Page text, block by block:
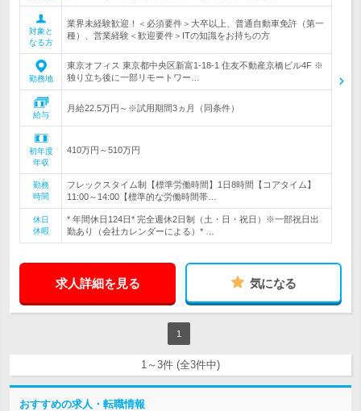
対象と
なる方
業界未経験歓迎！＜必須要件＞大卒以上、普通自動車免許（第一
種）、営業経験＜歓迎要件＞ITの知識をお持ちの方
勤務地
東京オフィス 東京都中央区新富1-18-1 住友不動産京橋ビル4F ※
独り立ち後に一部リモートワー…
給与
月給22.5万円～※試用期間3ヵ月（同条件）
初年度
年収
410万円～510万円
勤務
時間
フレックスタイム制【標準労働時間】1日8時間【コアタイム】
11:00～14:00【標準的な労働時間帯…
休日
休暇
* 年間休日124日* 完全週休2日制（土・日・祝日）※一部祝日出
勤あり（会社カレンダーによる）* …
求人詳細を見る 気になる
1
1～3件 (全3件中)
おすすめの求人・転職情報